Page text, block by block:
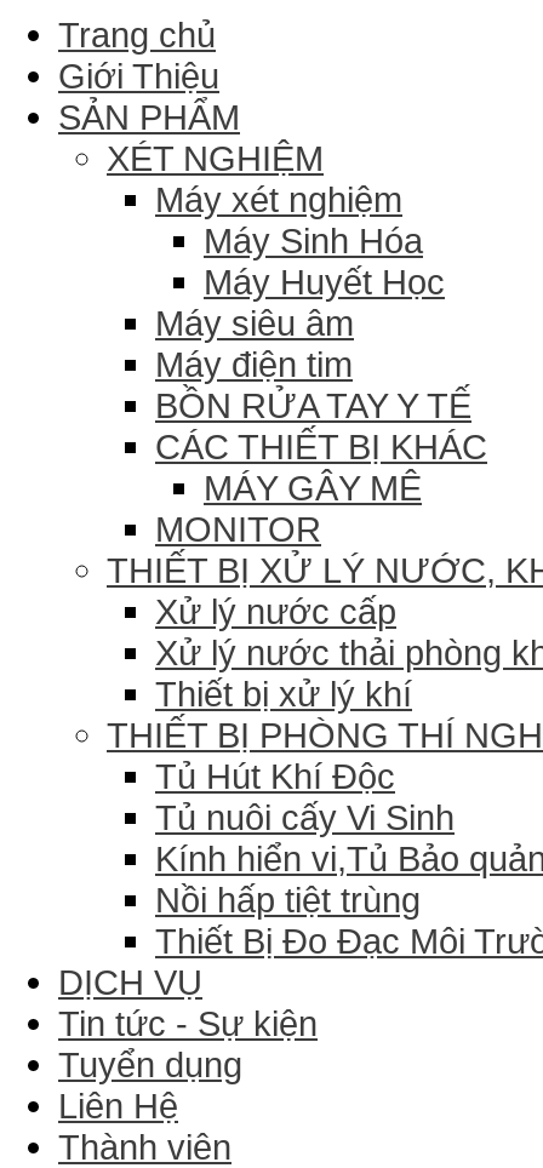
Trang chủ
Giới Thiệu
SẢN PHẨM
XÉT NGHIỆM
Máy xét nghiệm
Máy Sinh Hóa
Máy Huyết Học
Máy siêu âm
Máy điện tim
BỒN RỬA TAY Y TẾ
CÁC THIẾT BỊ KHÁC
MÁY GÂY MÊ
MONITOR
THIẾT BỊ XỬ LÝ NƯỚC,
Xử lý nước cấp
Xử lý nước thải phòng
Thiết bị xử lý khí
THIẾT BỊ PHÒNG THÍ
Tủ Hút Khí Độc
Tủ nuôi cấy Vi Sinh
Kính hiển vi,Tủ Bảo
Nồi hấp tiệt trùng
Thiết Bị Đo Đạc Môi
DỊCH VỤ
Tin tức - Sự kiện
Tuyển dụng
Liên Hệ
Thành viên